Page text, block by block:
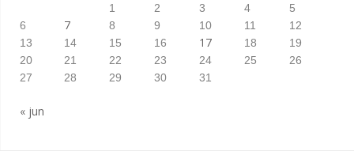
1
2 3 4
5
6
7 8 9 10 11
12
13
14 15 16 17 18
19
20
21 22 23 24 25
26
27
28 29 30 31
« jun